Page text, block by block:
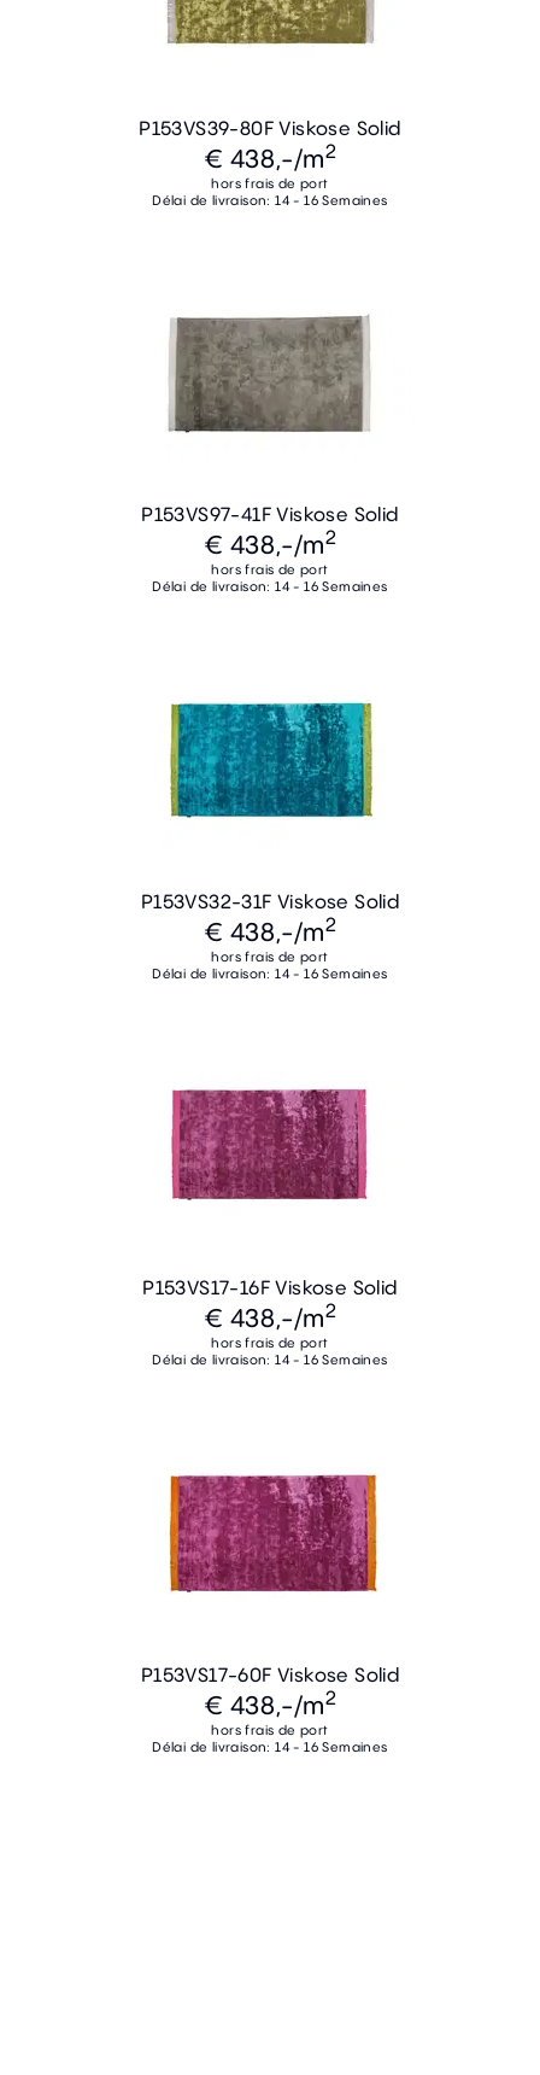
P153VS39-80F Viskose Solid
€ 438,-/m2
hors frais de port
Délai de livraison: 14 - 16 Semaines
P153VS97-41F Viskose Solid
€ 438,-/m2
hors frais de port
Délai de livraison: 14 - 16 Semaines
P153VS32-31F Viskose Solid
€ 438,-/m2
hors frais de port
Délai de livraison: 14 - 16 Semaines
P153VS17-16F Viskose Solid
€ 438,-/m2
hors frais de port
Délai de livraison: 14 - 16 Semaines
P153VS17-60F Viskose Solid
€ 438,-/m2
hors frais de port
Délai de livraison: 14 - 16 Semaines